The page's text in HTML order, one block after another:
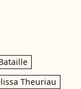
Theuriau